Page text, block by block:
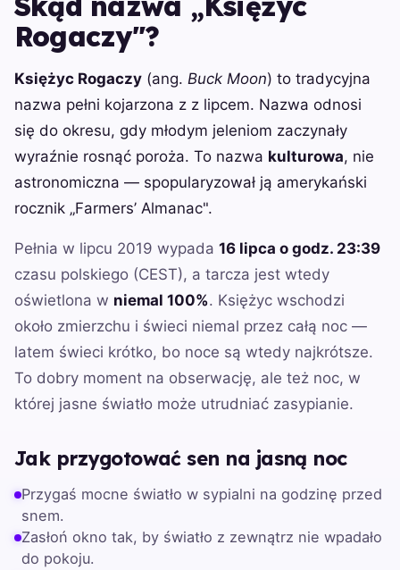
Rogaczy"?
Księżyc Rogaczy (ang. Buck Moon) to tradycyjna
nazwa pełni kojarzona z z lipcem. Nazwa odnosi
się do okresu, gdy młodym jeleniom zaczynały
wyraźnie rosnąć poroża. To nazwa kulturowa, nie
astronomiczna — spopularyzował ją amerykański
rocznik „Farmers’ Almanac".
Pełnia w lipcu 2019 wypada 16 lipca o godz. 23:39
czasu polskiego (CEST), a tarcza jest wtedy
oświetlona w niemal 100%. Księżyc wschodzi
około zmierzchu i świeci niemal przez całą noc —
latem świeci krótko, bo noce są wtedy najkrótsze.
To dobry moment na obserwację, ale też noc, w
której jasne światło może utrudniać zasypianie.
Jak przygotować sen na jasną noc
Przygaś mocne światło w sypialni na godzinę przed
snem.
Zasłoń okno tak, by światło z zewnątrz nie wpadało
do pokoju.